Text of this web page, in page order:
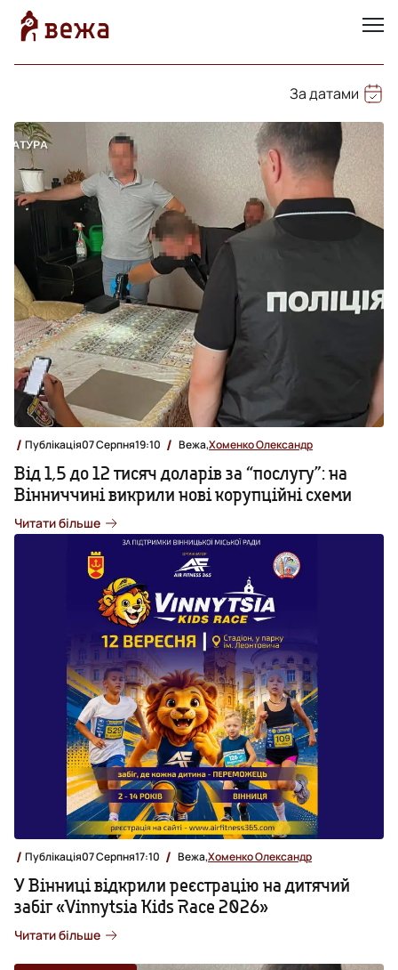
За датами
Публікація07 Серпня19:10 Вежа,Хоменко Олександр
Від 1,5 до 12 тисяч доларів за “послугу”: на
Вінниччині викрили нові корупційні схеми
Читати більше
Публікація07 Серпня17:10 Вежа,Хоменко Олександр
У Вінниці відкрили реєстрацію на дитячий
забіг «Vinnytsia Kids Race 2026»
Читати більше